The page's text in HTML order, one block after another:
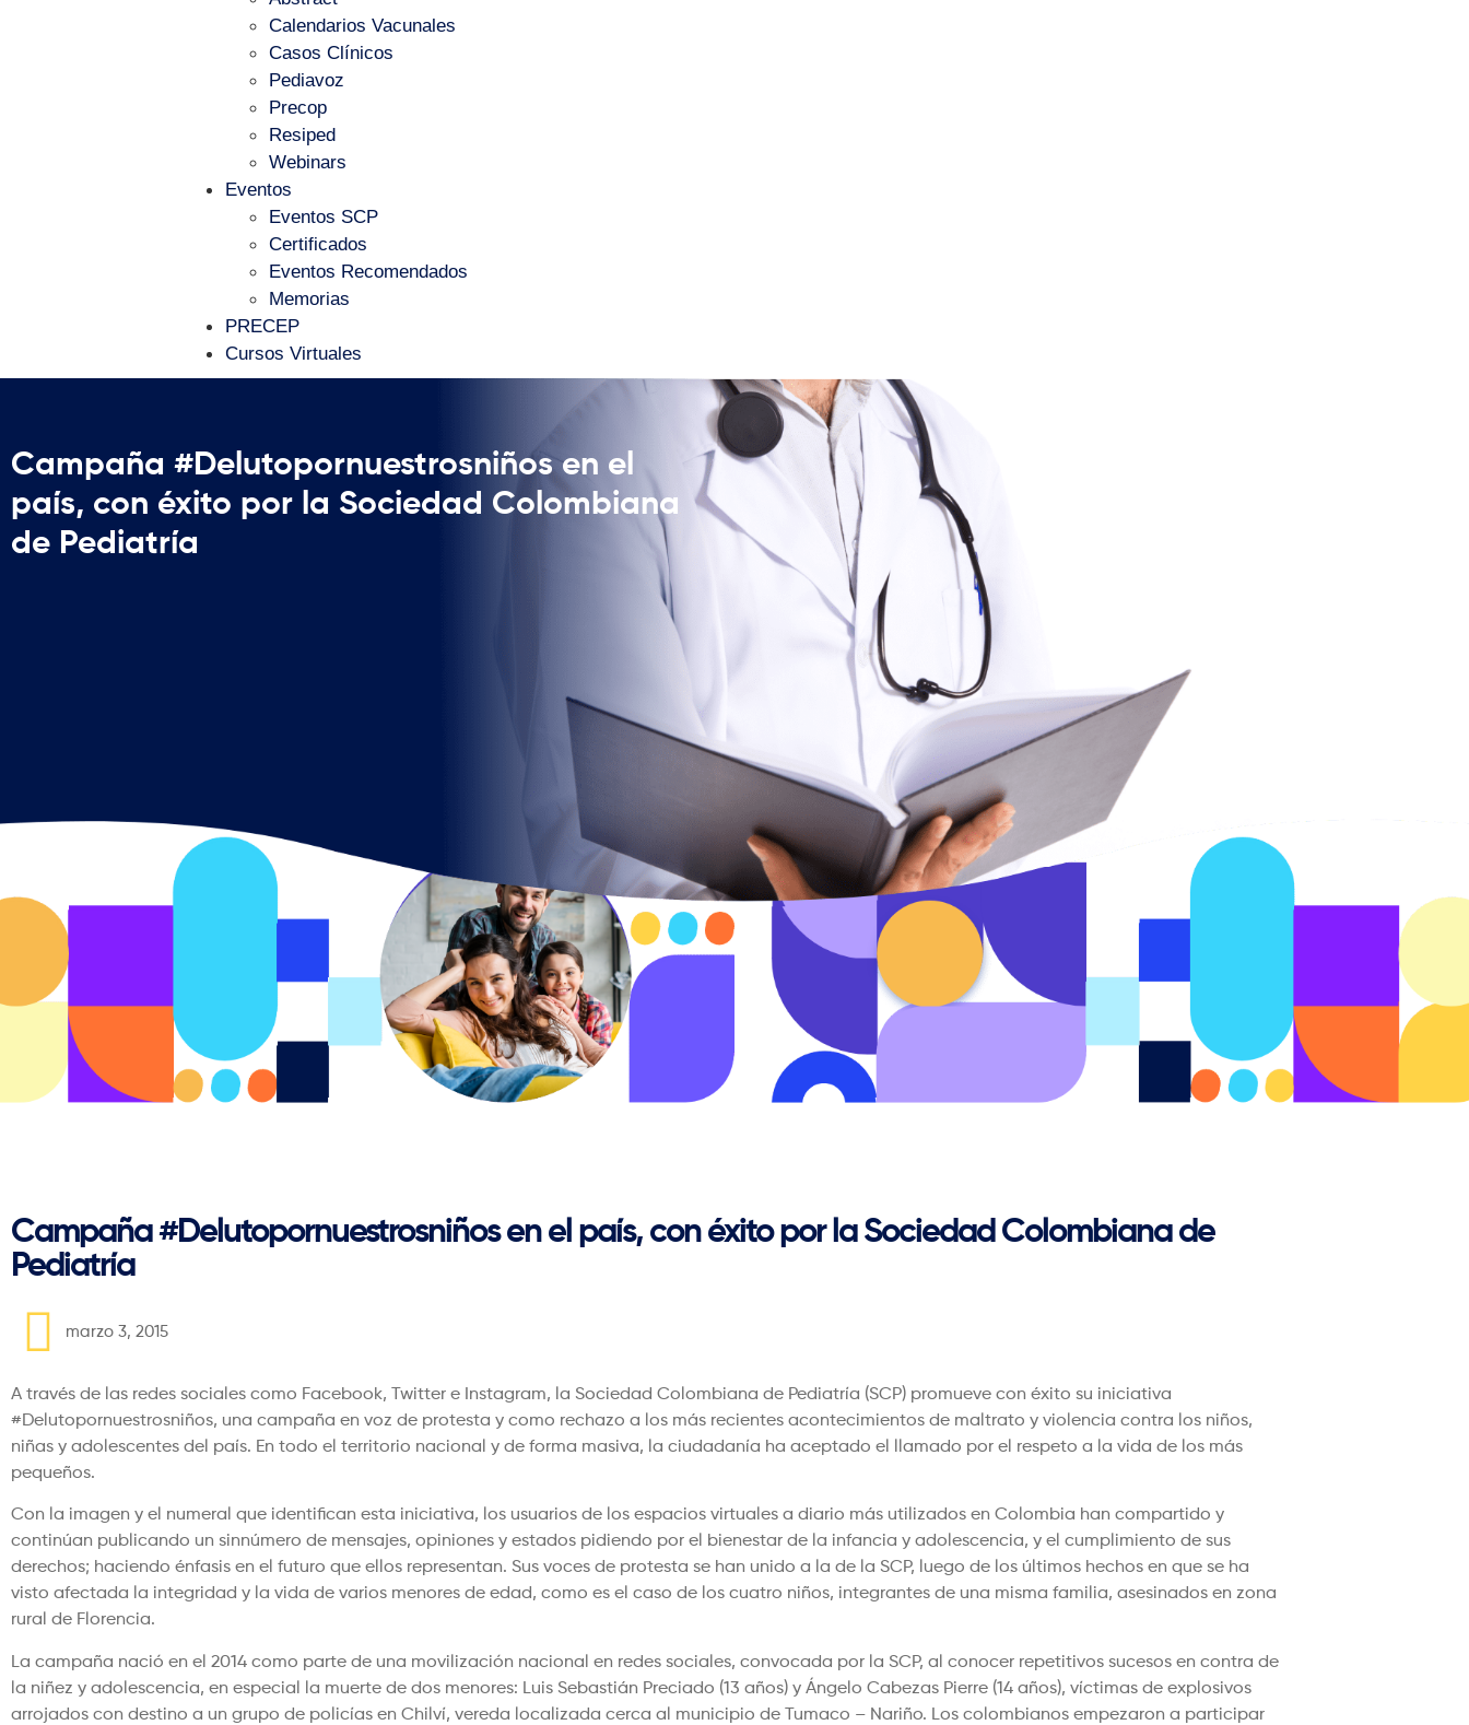
Calendarios Vacunales
Casos Clínicos
Pediavoz
Precop
Resiped
Webinars
Eventos
Eventos SCP
Certificados
Eventos Recomendados
Memorias
PRECEP
Cursos Virtuales
Campaña #Delutopornuestrosniños en el
país, con éxito por la Sociedad Colombiana
de Pediatría
Campaña #Delutopornuestrosniños en el país, con éxito por la Sociedad Colombiana de
Pediatría
marzo 3, 2015
A través de las redes sociales como Facebook, Twitter e Instagram, la Sociedad Colombiana de Pediatría (SCP) promueve con éxito su iniciativa
#Delutopornuestrosniños, una campaña en voz de protesta y como rechazo a los más recientes acontecimientos de maltrato y violencia contra los niños,
niñas y adolescentes del país. En todo el territorio nacional y de forma masiva, la ciudadanía ha aceptado el llamado por el respeto a la vida de los más
pequeños.
Con la imagen y el numeral que identifican esta iniciativa, los usuarios de los espacios virtuales a diario más utilizados en Colombia han compartido y
continúan publicando un sinnúmero de mensajes, opiniones y estados pidiendo por el bienestar de la infancia y adolescencia, y el cumplimiento de sus
derechos; haciendo énfasis en el futuro que ellos representan. Sus voces de protesta se han unido a la de la SCP, luego de los últimos hechos en que se ha
visto afectada la integridad y la vida de varios menores de edad, como es el caso de los cuatro niños, integrantes de una misma familia, asesinados en zona
rural de Florencia.
La campaña nació en el 2014 como parte de una movilización nacional en redes sociales, convocada por la SCP, al conocer repetitivos sucesos en contra de
la niñez y adolescencia, en especial la muerte de dos menores: Luis Sebastián Preciado (13 años) y Ángelo Cabezas Pierre (14 años), víctimas de explosivos
arrojados con destino a un grupo de policías en Chilví, vereda localizada cerca al municipio de Tumaco – Nariño. Los colombianos empezaron a participar